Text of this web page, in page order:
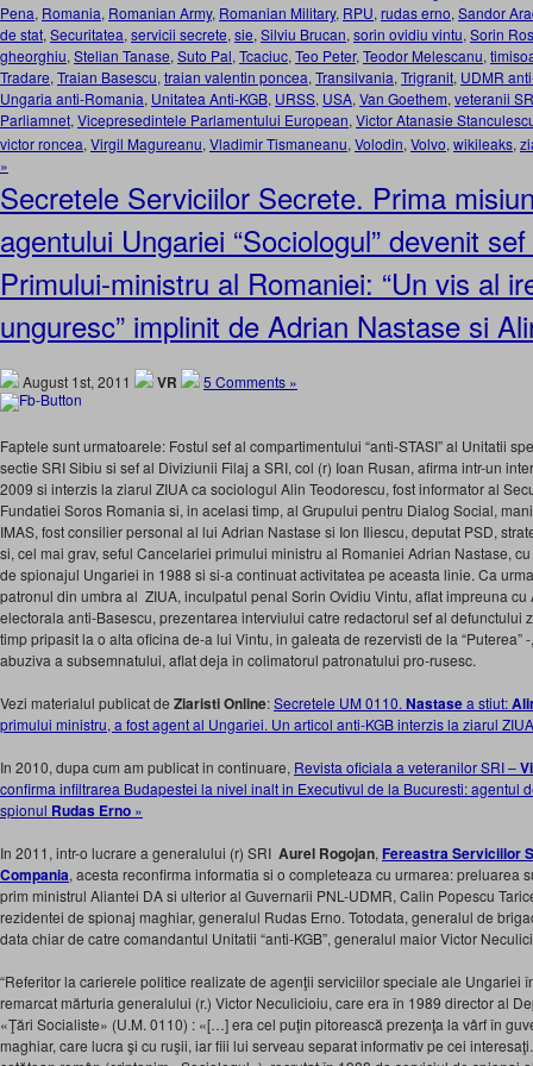
Pena, Romania, Romanian Army, Romanian Military, RPU, rudas erno, Sandor
de stat, Securitatea, servicii secrete, sie, Silviu Brucan, sorin ovidiu vintu, Sorin
gheorghiu, Stelian Tanase, Suto Pal, Tcaciuc, Teo Peter, Teodor Melescanu,
Tradare, Traian Basescu, traian valentin poncea, Transilvania, Trigranit, UDMR
Ungaria anti-Romania, Unitatea Anti-KGB, URSS, USA, Van Goethem, veteranii
Parliamnet, Vicepresedintele Parlamentului European, Victor Atanasie
victor roncea, Virgil Magureanu, Vladimir Tismaneanu, Volodin, Volvo, wikileaks,
»
Secretele Serviciilor Secrete. Prima
agentului Ungariei “Sociologul” devenit
Primului-ministru al Romaniei: “Un vis al
unguresc” implinit de Adrian Nastase si
August 1st, 2011 VR 5 Comments »
Faptele sunt urmatoarele: Fostul sef al compartimentului “anti-STASI” al Unitatii
sectie SRI Sibiu si sef al Diviziunii Filaj a SRI, col (r) Ioan Rusan, afirma intr-un
2009 si interzis la ziarul ZIUA ca sociologul Alin Teodorescu, fost informator al
Fundatiei Soros Romania si, in acelasi timp, al Grupului pentru Dialog Social,
IMAS, fost consilier personal al lui Adrian Nastase si Ion Iliescu, deputat PSD,
si, cel mai grav, seful Cancelariei primului ministru al Romaniei Adrian Nastase,
de spionajul Ungariei in 1988 si si-a continuat activitatea pe aceasta linie. Ca
patronul din umbra al ZIUA, inculpatul penal Sorin Ovidiu Vintu, aflat impreuna
electorala anti-Basescu, prezentarea interviului catre redactorul sef al defunctului
timp pripasit la o alta oficina de-a lui Vintu, in galeata de rezervisti de la “Puterea”
abuziva a subsemnatului, aflat deja in colimatorul patronatului pro-rusesc.
Vezi materialul publicat de Ziaristi Online:Secretele UM 0110. Nastasea stiut:
primului ministru, a fost agent al Ungariei. Un articol anti-KGB interzis la ziarul
In 2010, dupa cum am publicat in continuare, Revista oficiala a veteranilor SRI –
confirma infiltrarea Budapestei la nivel inalt in Executivul de la Bucuresti: agentul
spionul Rudas Erno »
In 2011, intr-o lucrare a generalului (r) SRI Aurel Rogojan, Fereastra Serviciilor
Compania, acesta reconfirma informatia si o completeaza cu urmarea: preluarea
prim ministrul Aliantei DA si ulterior al Guvernarii PNL-UDMR, Calin Popescu
rezidentei de spionaj maghiar, generalul Rudas Erno. Totodata, generalul de
data chiar de catre comandantul Unitatii “anti-KGB”, generalul maior Victor
“Referitor la carierele politice realizate de agenţii serviciilor speciale ale Ungariei
remarcat mărturia generalului (r.) Victor Neculicioiu, care era în 1989 director al
«Ţări Socialiste» (U.M. 0110) : «[…] era cel puţin pito­rească prezenţa la vârf în
maghiar, care lucra şi cu ruşii, iar fiii lui serveau separat informativ pe cei